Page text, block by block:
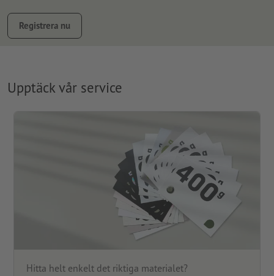
Registrera nu
Upptäck vår service
Hitta helt enkelt det riktiga materialet?